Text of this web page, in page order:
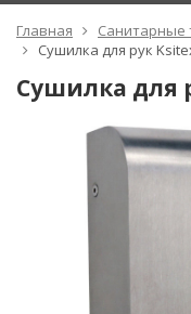
Главная Санитарные
Сушилка для рук
Сушилка для